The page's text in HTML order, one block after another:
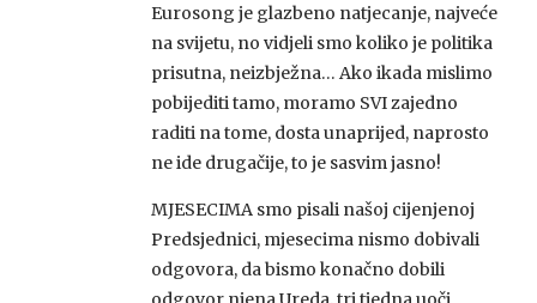
Eurosong je glazbeno natjecanje, najveće
na svijetu, no vidjeli smo koliko je politika
prisutna, neizbježna… Ako ikada mislimo
pobijediti tamo, moramo SVI zajedno
raditi na tome, dosta unaprijed, naprosto
ne ide drugačije, to je sasvim jasno!
MJESECIMA smo pisali našoj cijenjenoj
Predsjednici, mjesecima nismo dobivali
odgovora, da bismo konačno dobili